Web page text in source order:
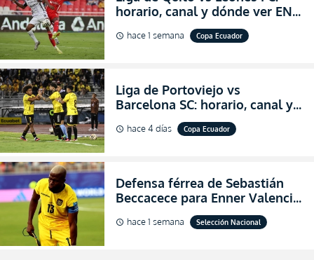
horario, canal y dónde ver EN
VIVO los octavos de final de la
Copa Ecuador 2026
schedule hace 1 semana Copa Ecuador
Liga de Portoviejo vs
Barcelona SC: horario, canal y
dónde ver EN VIVO los octavos
de final de la Copa Ecuador
schedule hace 4 días Copa Ecuador
Defensa férrea de Sebastián
Beccacece para Enner Valencia
al indicar que era el hombre
indicado para Ecuador
schedule hace 1 semana Selección Nacional